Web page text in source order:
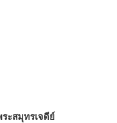
ะสมุทรเจดีย์